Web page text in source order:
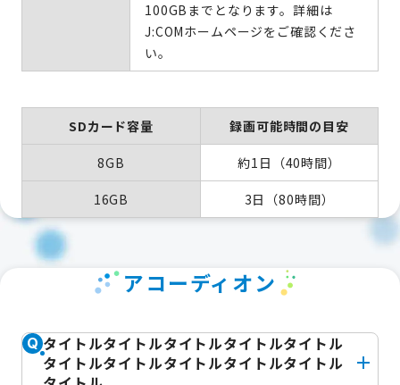
100GBまでとなります。詳細は
J:COMホームページをご確認くださ
い。
SDカード容量 録画可能時間の目安
8GB 約1日（40時間）
16GB 3日（80時間）
アコーディオン
Q タイトルタイトルタイトルタイトルタイトル
タイトルタイトルタイトルタイトルタイトル